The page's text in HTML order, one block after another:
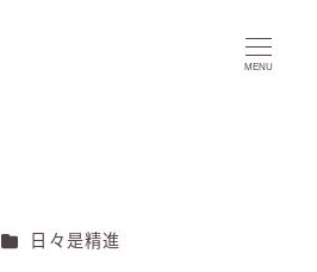
MENU
カテゴリー
日々是精進